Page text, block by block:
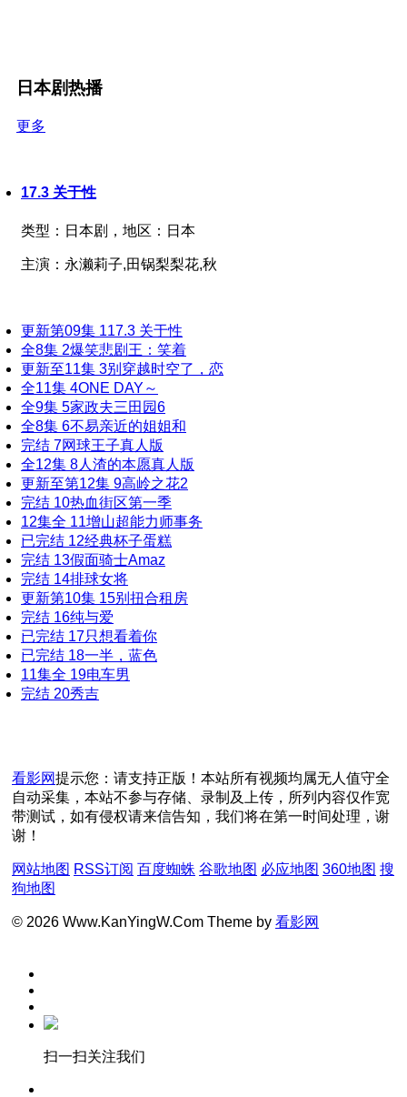
日本剧热播
更多
17.3 关于性
类型： 日本剧， 地区： 日本
主演： 永濑莉子,田锅梨梨花,秋
更新第09集 117.3 关于性
全8集 2爆笑悲剧王：笑着
更新至11集 3别穿越时空了，恋
全11集 4ONE DAY～
全9集 5家政夫三田园6
全8集 6不易亲近的姐姐和
完结 7网球王子真人版
全12集 8人渣的本愿真人版
更新至第12集 9高岭之花2
完结 10热血街区第一季
12集全 11增山超能力师事务
已完结 12经典杯子蛋糕
完结 13假面骑士Amaz
完结 14排球女将
更新第10集 15别扭合租房
完结 16纯与爱
已完结 17只想看着你
已完结 18一半，蓝色
11集全 19电车男
完结 20秀吉
看影网提示您：请支持正版！本站所有视频均属无人值守全
自动采集，本站不参与存储、录制及上传，所列内容仅作宽
带测试，如有侵权请来信告知，我们将在第一时间处理，谢
谢！
网站地图 RSS订阅 百度蜘蛛 谷歌地图 必应地图 360地图 搜
狗地图
© 2026 Www.KanYingW.Com Theme by 看影网
扫一扫关注我们